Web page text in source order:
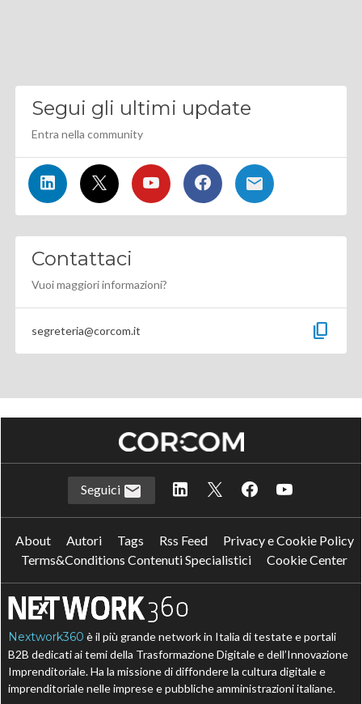
Segui gli ultimi update
Entra nella community
Contattaci
Vuoi maggiori informazioni?
segreteria@corcom.it content_copy
Seguici
About Autori Tags Rss Feed
Privacy e Cookie Policy
Terms&Conditions Contenuti Specialistici
Cookie Center
Nextwork360 è il più grande network in Italia di testate e portali
B2B dedicati ai temi della Trasformazione Digitale e dell’Innovazione
Imprenditoriale. Ha la missione di diffondere la cultura digitale e
imprenditoriale nelle imprese e pubbliche amministrazioni italiane.